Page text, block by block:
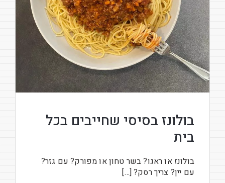
בולונז בסיסי שחייבים בכל
בית
בולונז או ראגו? בשר טחון או מפורק? עם גזר?
עם יין? צריך רסק? […]